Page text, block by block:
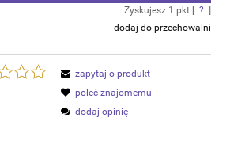
Zyskujesz 1 pkt [ ?
dodaj do przechowalni
zapytaj o produkt
poleć znajomemu
dodaj opinię